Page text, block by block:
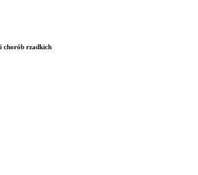
chorób rzadkich